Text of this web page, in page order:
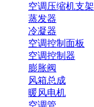
空调压缩机支架
蒸发器
冷凝器
空调控制面板
空调控制器
膨胀阀
风箱总成
暖风电机
空调管